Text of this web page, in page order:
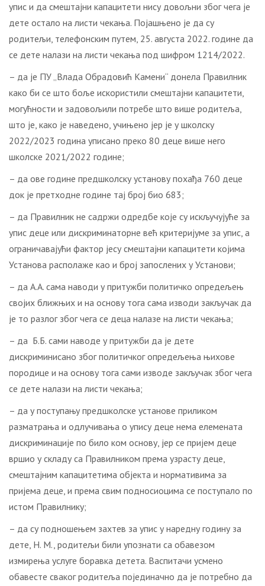
упис и да смештајни капацитети нису довољни због чега је
дете остало на листи чекања. Појашњено је да су
родитељи, телефонским путем, 25. августа 2022. године да
се дете налази на листи чекања под шифром 1214/2022.
– да је ПУ „Влада Обрадовић Камени“ донела Правилник
како би се што боље искористили смештајни капацитети,
могућности и задовољили потребе што више родитеља,
што је, како је наведено, учињено јер је у школску
2022/2023 година уписано преко 80 деце више него
школске 2021/2022 године;
– да ове године предшколску установу похађа 760 деце
док је претходне године тај број био 683;
– да Правилник не садржи одредбе које су искључујуће за
упис деце или дискриминаторне већ критеријуме за упис, а
ограничавајући фактор јесу смештајни капацитети којима
Установа располаже као и број запослених у Установи;
– да А.А. сама наводи у притужби политичко опредељењ
својих ближњих и на основу тога сама изводи закључак да
је то разлог због чега се деца налазе на листи чекања;
– да Б.Б. сами наводе у притужби да је дете
дискриминисано због политичког опредељења њихове
породице и на основу тога сами изводе закључак због чега
се дете налази на листи чекања;
– да у поступању предшколске установе приликом
разматрања и одлучивања о упису деце нема елемената
дискриминације по било ком основу, јер се пријем деце
вршио у складу са Правилником према узрасту деце,
смештајним капацитетима објекта и нормативима за
пријема деце, и према свим подносиоцима се поступало по
истом Правилнику;
– да су подношењем захтев за упис у наредну годину за
дете, Н. М., родитељи били упознати са обавезом
измирења услуге боравка детета. Васпитачи усмено
обавесте сваког родитеља појединачно да је потребно да